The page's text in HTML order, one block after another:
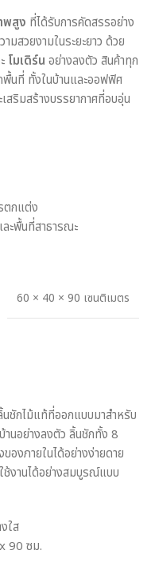
สูง ที่ได้รับการคัดสรรอย่าง
สวยงามในระยะยาว ด้วย
โมเดิร์น อย่างลงตัว สินค้าทุก
พื้นที่ ทั้งในบ้านและออฟฟิศ
สริมสร้างบรรยากาศที่อบอุ่น
ตกแต่ง
ละพื้นที่สาธารณะ
60 × 40 × 90 เซนติเมตร
ชักไม้แท้ที่ออกแบบมาสำหรับ
นอย่างลงตัว ลิ้นชักทั้ง 8
องภายในได้อย่างง่ายดาย
ช้งานได้อย่างสมบูรณ์แบบ
ใส
90 ซม.